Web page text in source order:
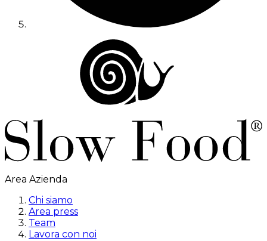
Area Azienda
Chi siamo
Area press
Team
Lavora con noi